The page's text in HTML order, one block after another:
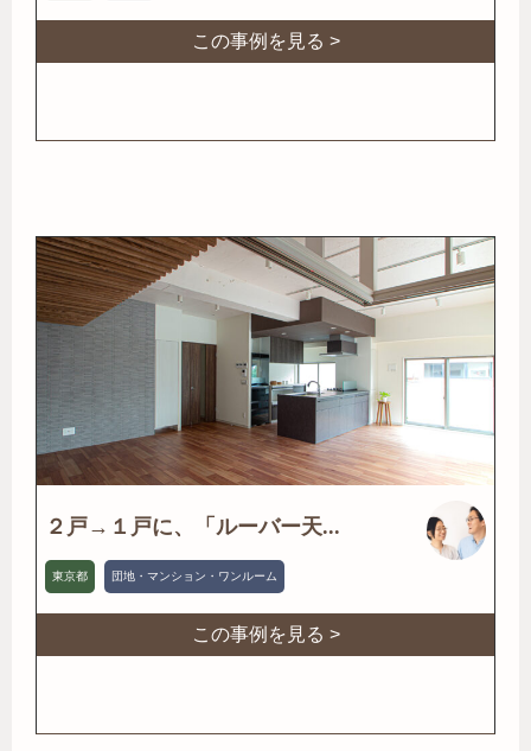
この事例を見る >
２戸→１戸に、「ルーバー天...
東京都 団地・マンション・ワンルーム
この事例を見る >